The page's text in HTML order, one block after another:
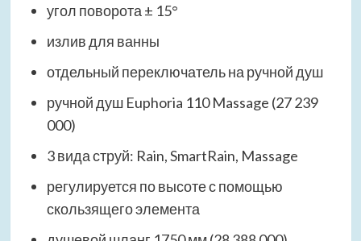
угол поворота ± 15°
излив для ванны
отдельный переключатель на ручной душ
ручной душ Euphoria 110 Massage (27 239
000)
3 вида струй: Rain, SmartRain, Massage
регулируется по высоте с помощью
скользящего элемента